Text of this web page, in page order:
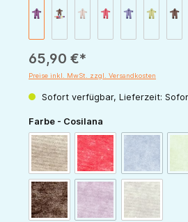
65,90 €*
Preise inkl. MwSt. zzgl. Versandkosten
Sofort verfügbar, Lieferzeit:
Farbe - Cosilana
latte-macchiatorot-melange (Diese
schoko-melangeweinrot-melange
(Diese Option ist